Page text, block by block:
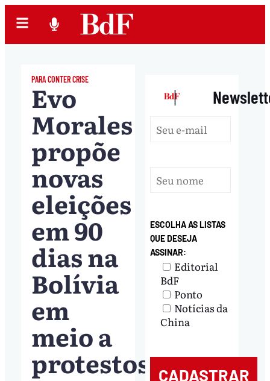
PARA CONTER CRISE
Evo
Morales
propõe
novas
eleições
em 90
dias na
Bolívia
em
meio a
protestos
|
ESCOLHA AS LISTAS
QUE DESEJA
ASSINAR:
Editorial
BdF
Ponto
Notícias da
China